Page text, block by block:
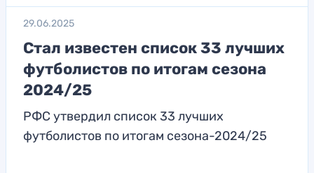
29.06.2025
Стал известен список 33 лучших
футболистов по итогам сезона
2024/25
РФС утвердил список 33 лучших
футболистов по итогам сезона-2024/25